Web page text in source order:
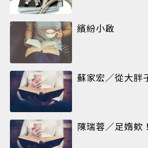
繽紛小啟
蘇家宏／從大胖
陳瑞蓉／足媠欸！